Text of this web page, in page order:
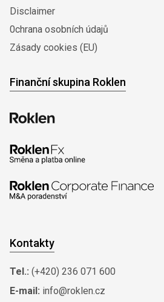
Disclaimer
0chrana osobních údajů
Zásady cookies (EU)
Finanční skupina Roklen
Kontakty
Tel.: (+420) 236 071 600
E-mail: info@roklen.cz